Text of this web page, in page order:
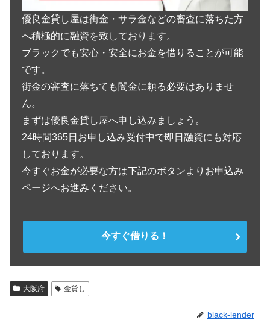
優良金貸し屋は街金・サラ金などの審査に落ちた方
へ積極的に融資を致しております。
ブラックでも安心・安全にお金を借りることが可能
です。
街金の審査に落ちても闇金に頼る必要はありませ
ん。
まずは優良金貸し屋へ申し込みましょう。
24時間365日お申し込み受付中で即日融資にも対応
しております。
今すぐお金が必要な方は下記のボタンよりお申込み
ページへお進みください。
今すぐ借りる！
大阪府 金貸し
black-lender